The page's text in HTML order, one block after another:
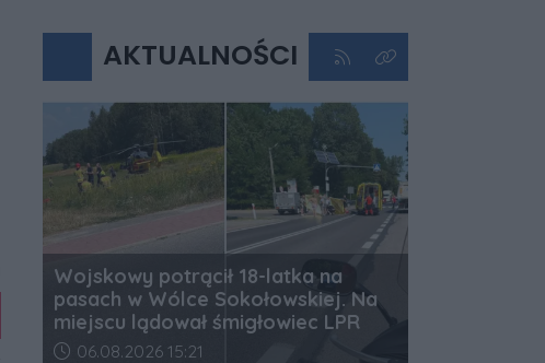
AKTUALNOŚCI Kliknij aby przejść do
Kliknij aby zobaczyć
Wojskowy potrącił 18-latka na
pasach w Wólce Sokołowskiej. Na
miejscu lądował śmigłowiec LPR
Data dodania artykułu:
06.08.2026 15:21